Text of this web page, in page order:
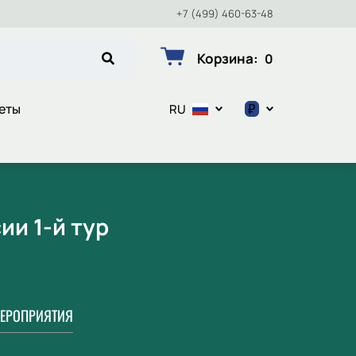
+7 (499) 460-63-48
Корзина: 0
RU ₽
1-й тур